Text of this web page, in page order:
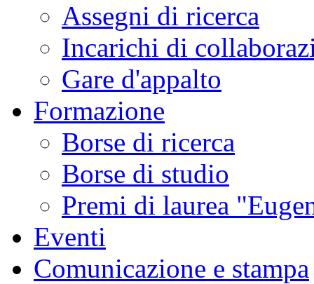
Assegni di ricerca
Incarichi di
Gare d'appalto
Formazione
Borse di ricerca
Borse di studio
Premi di laurea
Eventi
Comunicazione e stampa